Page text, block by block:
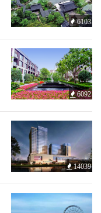
6103
6092
14039